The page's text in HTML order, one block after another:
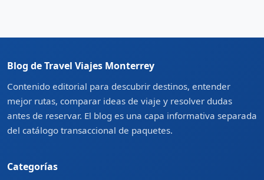
Blog de Travel Viajes Monterrey
Contenido editorial para descubrir destinos, entender
mejor rutas, comparar ideas de viaje y resolver dudas
antes de reservar. El blog es una capa informativa separada
del catálogo transaccional de paquetes.
Categorías